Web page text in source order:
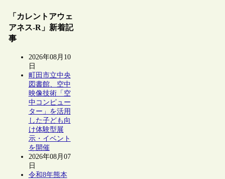
「カレントアウェ
アネス-R」新着記
事
2026年08月10
日
町田市立中央
図書館、空中
映像技術「空
中コンピュー
ター」を活用
した子ども向
け体験型展
示・イベント
を開催
2026年08月07
日
令和8年熊本